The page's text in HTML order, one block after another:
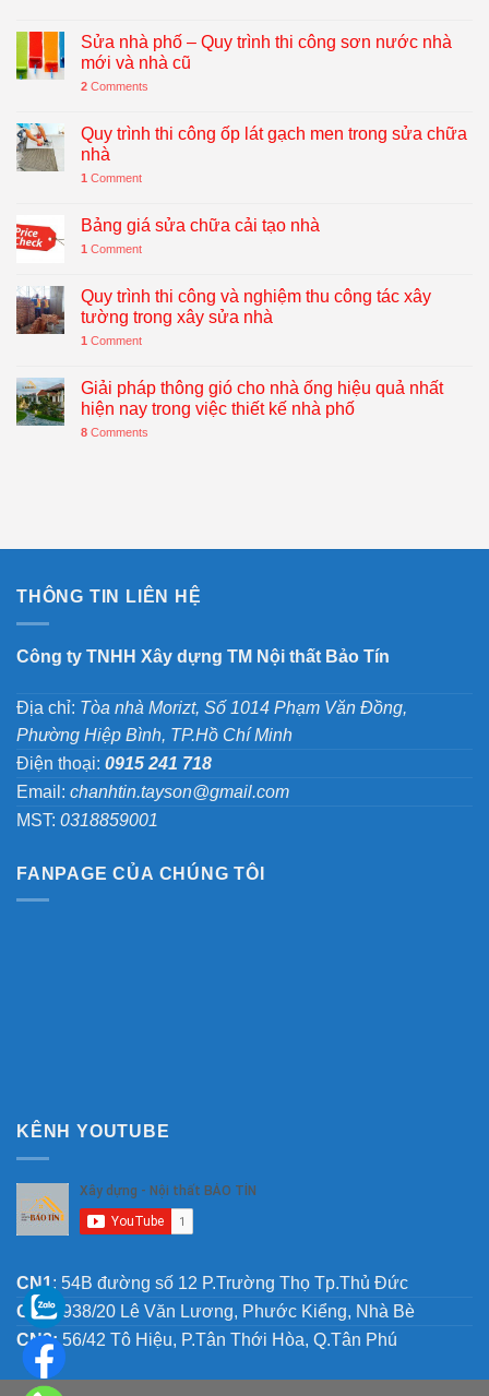
Sửa nhà phố – Quy trình thi công sơn nước nhà
mới và nhà cũ
2 Comments
Quy trình thi công ốp lát gạch men trong sửa chữa
nhà
1 Comment
Bảng giá sửa chữa cải tạo nhà
1 Comment
Quy trình thi công và nghiệm thu công tác xây
tường trong xây sửa nhà
1 Comment
Giải pháp thông gió cho nhà ống hiệu quả nhất
hiện nay trong việc thiết kế nhà phố
8 Comments
THÔNG TIN LIÊN HỆ
Công ty TNHH Xây dựng TM Nội thất Bảo Tín
Địa chỉ: Tòa nhà Morizt, Số 1014 Phạm Văn Đồng,
Phường Hiệp Bình, TP.Hồ Chí Minh
Điện thoại: 0915 241 718
Email: chanhtin.tayson@gmail.com
MST: 0318859001
FANPAGE CỦA CHÚNG TÔI
KÊNH YOUTUBE
CN1: 54B đường số 12 P.Trường Thọ Tp.Thủ Đức
CN2: 938/20 Lê Văn Lương, Phước Kiểng, Nhà Bè
CN3:56/42 Tô Hiệu, P.Tân Thới Hòa, Q.Tân Phú